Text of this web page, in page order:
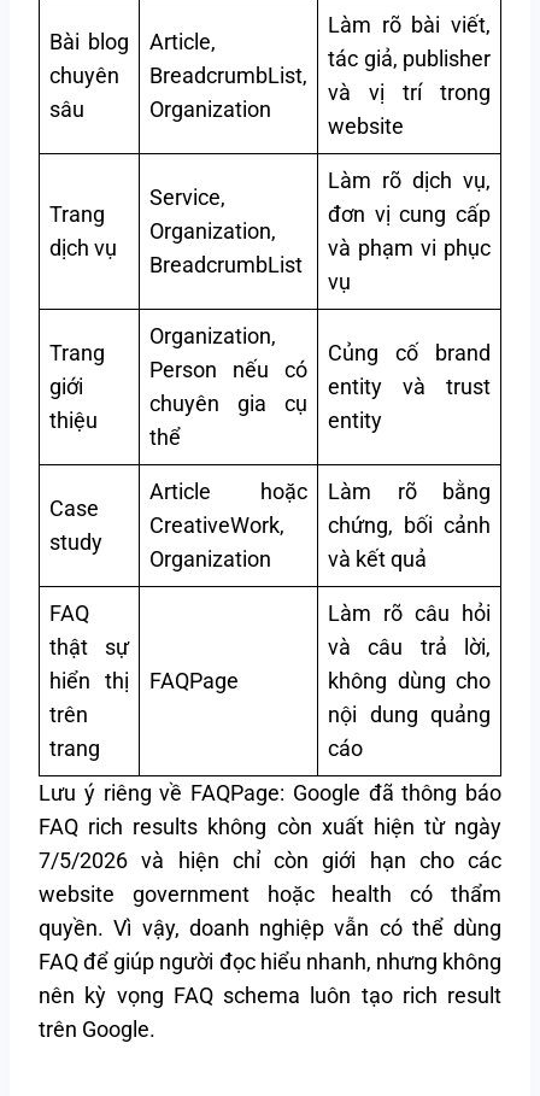
Bài blog
chuyên
sâu
Article,
BreadcrumbList,
Organization
Làm rõ bài viết,
tác giả, publisher
và vị trí trong
website
Trang
dịch vụ
Service,
Organization,
BreadcrumbList
Làm rõ dịch vụ,
đơn vị cung cấp
và phạm vi phục
vụ
Trang
giới
thiệu
Organization,
Person nếu có
chuyên gia cụ
thể
Củng cố brand
entity và trust
entity
Case
study
Article hoặc
CreativeWork,
Organization
Làm rõ bằng
chứng, bối cảnh
và kết quả
FAQ
thật sự
hiển thị
trên
trang
FAQPage
Làm rõ câu hỏi
và câu trả lời,
không dùng cho
nội dung quảng
cáo
Lưu ý riêng về FAQPage: Google đã thông báo
FAQ rich results không còn xuất hiện từ ngày
7/5/2026 và hiện chỉ còn giới hạn cho các
website government hoặc health có thẩm
quyền. Vì vậy, doanh nghiệp vẫn có thể dùng
FAQ để giúp người đọc hiểu nhanh, nhưng không
nên kỳ vọng FAQ schema luôn tạo rich result
trên Google.